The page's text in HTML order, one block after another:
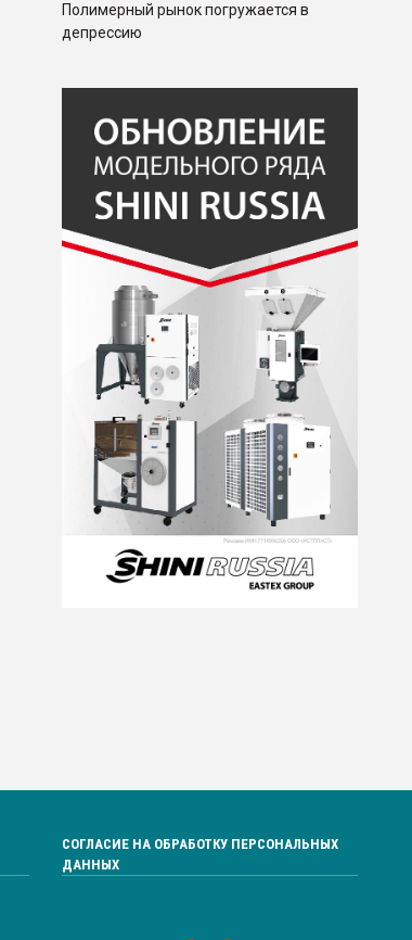
Полимерный рынок погружается в
депрессию
СОГЛАСИЕ НА ОБРАБОТКУ ПЕРСОНАЛЬНЫХ
ДАННЫХ